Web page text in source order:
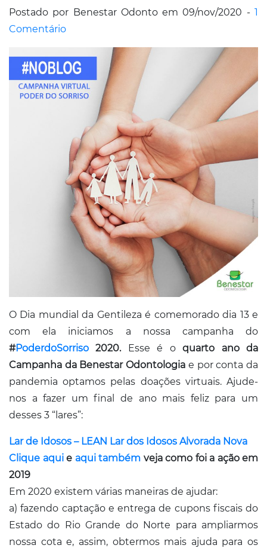
Postado por Benestar Odonto em 09/nov/2020 - 1
Comentário
O Dia mundial da Gentileza é comemorado dia 13 e
com ela iniciamos a nossa campanha do
#PoderdoSorriso 2020.Esse é oquarto ano da
Campanha da Benestar Odontologia e por conta da
pandemia optamos pelas doações virtuais. Ajude-
nos a fazer um final de ano mais feliz para um
desses 3 “lares”:
Lar de Idosos – LEAN Lar dos Idosos Alvorada Nova
Clique aqui e aqui também veja como foi a ação em
2019
Em 2020 existem várias maneiras de ajudar:
a) fazendo captação e entrega de cupons fiscais do
Estado do Rio Grande do Norte para ampliarmos
nossa cota e, assim, obtermos mais ajuda para os